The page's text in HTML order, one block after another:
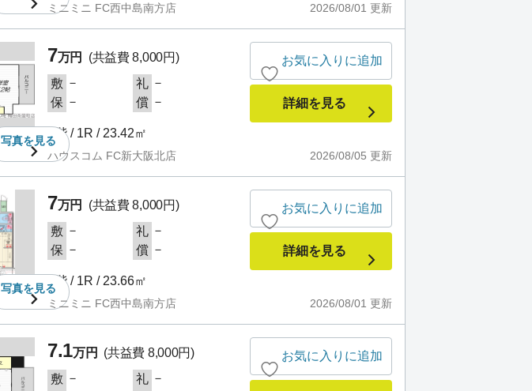
2026/08/01 更新
ミニミニ FC西中島南方店
写真を見る
7万円
(共益費 8,000円)
敷 － 礼 －
保 － 償 －
4階 / 1R / 23.42㎡
2026/08/05 更新
ハウスコム FC新大阪北店
お気に入りに追加
詳細を見る
写真を見る
7万円
(共益費 8,000円)
敷 － 礼 －
保 － 償 －
4階 / 1R / 23.66㎡
2026/08/01 更新
ミニミニ FC西中島南方店
お気に入りに追加
詳細を見る
7.1万円
(共益費 8,000円)
敷 － 礼 －
お気に入りに追加